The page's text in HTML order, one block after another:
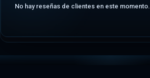
No hay reseñas de clientes en este momento.